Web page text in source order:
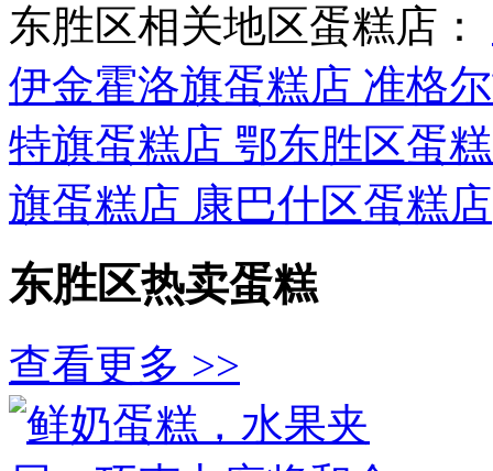
东胜区相关地区蛋糕店：
伊金霍洛旗蛋糕店 准格
特旗蛋糕店 鄂东胜区蛋
旗蛋糕店 康巴什区蛋糕店
东胜区热卖蛋糕
查看更多 >>